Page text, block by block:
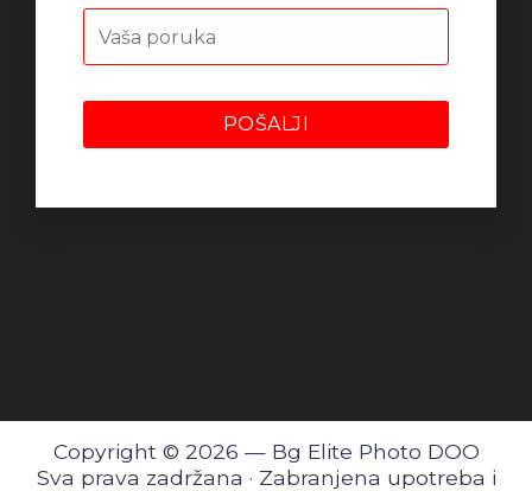
Copyright © 2026 — Bg Elite Photo DOO
Sva prava zadržana · Zabranjena upotreba i